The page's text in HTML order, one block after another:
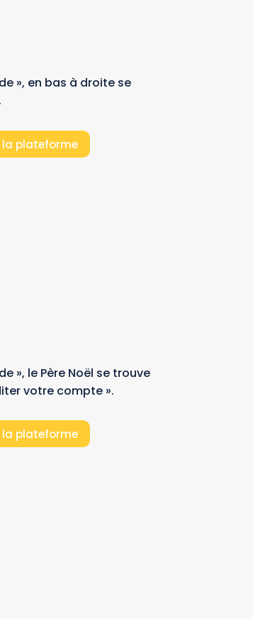
», en bas à droite se
la plateforme
», le Père Noël se trouve
votre compte ».
la plateforme